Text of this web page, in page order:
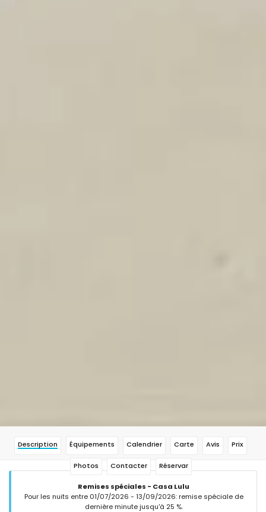
Description Équipements Calendrier Carte Avis Prix
Photos Contacter Réservar
Remises spéciales - Casa Lulu
Pour les nuits entre 01/07/2026 - 13/09/2026: remise spéciale de
dernière minute jusqu'à 25 %.